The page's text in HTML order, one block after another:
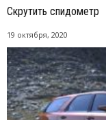
Скрутить спидометр
19 октября, 2020